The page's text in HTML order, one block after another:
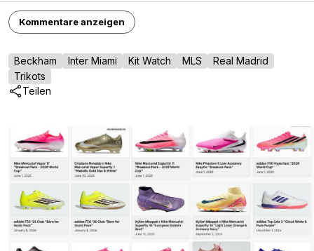
Kommentare anzeigen
Beckham Inter Miami Kit Watch MLS
Real Madrid
Trikots
Teilen